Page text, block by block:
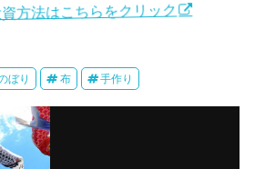
資方法はこちらをクリック
ぼり 布 手作り